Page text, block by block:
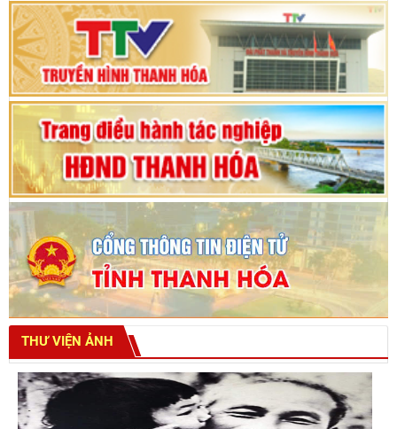
Bế mạc Kỳ họp thứ hai bốn, Hội đồng nhân dân
tỉnh khoá XVIII
THƯ VIỆN ẢNH